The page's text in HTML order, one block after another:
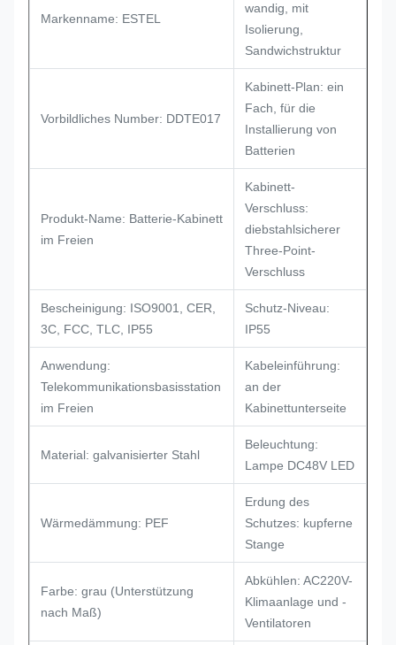
Markenname: ESTEL
wandig, mit
Isolierung,
Sandwichstruktur
Vorbildliches Number: DDTE017
Kabinett-Plan: ein
Fach, für die
Installierung von
Batterien
Produkt-Name: Batterie-Kabinett
im Freien
Kabinett-
Verschluss:
diebstahlsicherer
Three-Point-
Verschluss
Bescheinigung: ISO9001, CER,
3C, FCC, TLC, IP55
Schutz-Niveau:
IP55
Anwendung:
Telekommunikationsbasisstation
im Freien
Kabeleinführung:
an der
Kabinettunterseite
Material: galvanisierter Stahl
Beleuchtung:
Lampe DC48V LED
Wärmedämmung: PEF
Erdung des
Schutzes: kupferne
Stange
Farbe: grau (Unterstützung
nach Maß)
Abkühlen: AC220V-
Klimaanlage und -
Ventilatoren